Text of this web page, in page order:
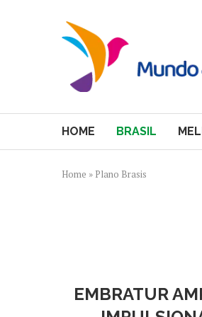
HOME BRASIL
Home » Plano Brasis
EMBRATUR